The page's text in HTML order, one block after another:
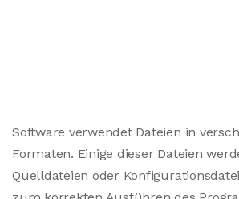
Software verwendet Dateien in
Formaten. Einige dieser Dateien
Quelldateien oder